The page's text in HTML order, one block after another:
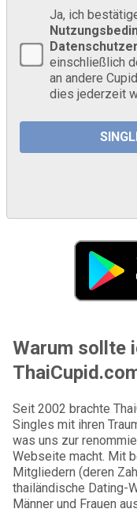
Ja, ich
einschließlich
an andere
dies jederzeit
Warum sollte
Seit 2002 brachte
Singles mit ihren
was uns zur
Webseite macht. Mit
Mitgliedern (deren
thailändische Dating-
Männer und Frauen